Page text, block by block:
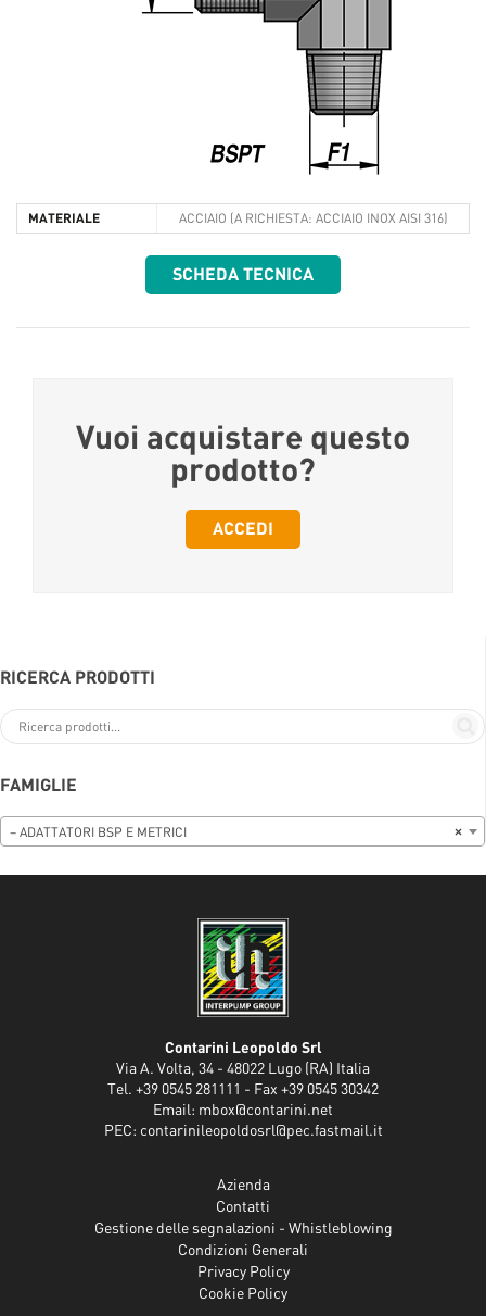
MATERIALE ACCIAIO (A RICHIESTA: ACCIAIO INOX AISI 316)
SCHEDA TECNICA
Vuoi acquistare questo
prodotto?
ACCEDI
RICERCA PRODOTTI
FAMIGLIE
×
– ADATTATORI BSP E METRICI
Contarini Leopoldo Srl
Via A. Volta, 34 - 48022 Lugo (RA) Italia
Tel. +39 0545 281111 - Fax +39 0545 30342
Email: mbox@contarini.net
PEC: contarinileopoldosrl@pec.fastmail.it
Azienda
Contatti
Gestione delle segnalazioni - Whistleblowing
Condizioni Generali
Privacy Policy
Cookie Policy